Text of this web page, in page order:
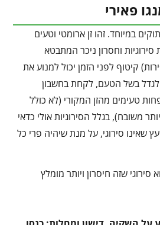
פאירי
במיוחד. זהו זן ארומטי וטעים
סירוגיות וחסרון ניכר המתבטא
קיטוף לפני הזמן יכול למנוע את
לגדל בשל הטעם, לקחת בחשבון
טעימים מהזן המקורי (לא כולל
משובח), בגלל הסירוגיות אולי כדאי
שאינו סירוגי, על מנת שיהיה פרי כל
שזה חיסרון ויותר מומלץ